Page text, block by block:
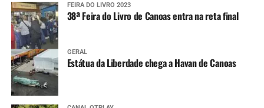
FEIRA DO LIVRO 2023
38ª Feira do Livro de Canoas entra na reta final
GERAL
Estátua da Liberdade chega a Havan de Canoas